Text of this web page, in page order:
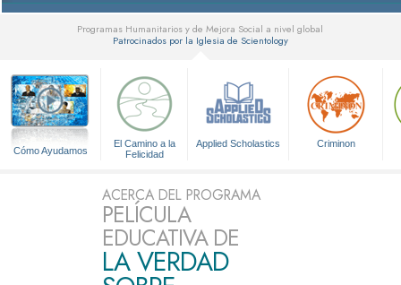
Programas Humanitarios y de Mejora Social a nivel global
Patrocinados por la Iglesia de Scientology
Cómo Ayudamos
El Camino a la
Felicidad
Applied Scholastics Criminon
ACERCA DEL PROGRAMA
PELÍCULA
EDUCATIVA DE
LA VERDAD